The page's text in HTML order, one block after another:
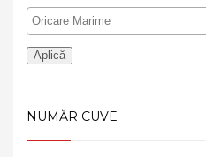
Aplică
NUMĂR CUVE